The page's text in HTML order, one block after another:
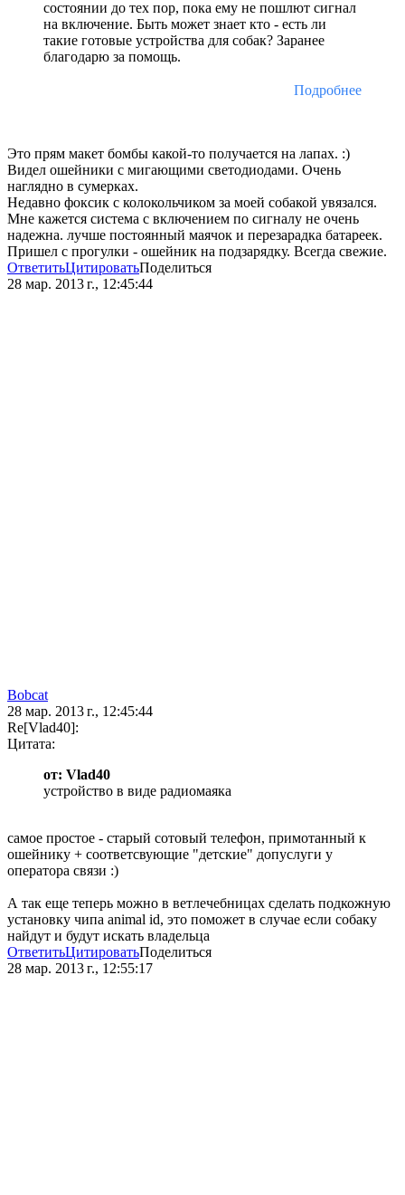
состоянии до тех пор, пока ему не пошлют сигнал
на включение. Быть может знает кто - есть ли
такие готовые устройства для собак? Заранее
благодарю за помощь.
Подробнее
Это прям макет бомбы какой-то получается на лапах. :)
Видел ошейники с мигающими светодиодами. Очень
наглядно в сумерках.
Недавно фоксик с колокольчиком за моей собакой увязался.
Мне кажется система с включением по сигналу не очень
надежна. лучше постоянный маячок и перезарадка батареек.
Пришел с прогулки - ошейник на подзарядку. Всегда свежие.
ОтветитьЦитироватьПоделиться
28 мар. 2013 г., 12:45:44
Bobcat
28 мар. 2013 г., 12:45:44
Re[Vlad40]:
Цитата:
от: Vlad40
устройство в виде радиомаяка
самое простое - старый сотовый телефон, примотанный к
ошейнику + соответсвующие "детские" допуслуги у
оператора связи :)
А так еще теперь можно в ветлечебницах сделать подкожную
установку чипа animal id, это поможет в случае если собаку
найдут и будут искать владельца
ОтветитьЦитироватьПоделиться
28 мар. 2013 г., 12:55:17